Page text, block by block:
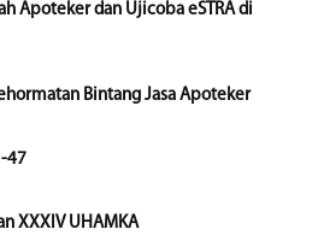
Apoteker dan Ujicoba eSTRA di
Bintang Jasa Apoteker
47
XXXIV UHAMKA